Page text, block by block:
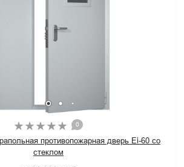
0
противопожарная дверь Ei-60 со
стеклом